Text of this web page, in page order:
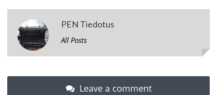
PEN Tiedotus
All Posts
Leave a comment